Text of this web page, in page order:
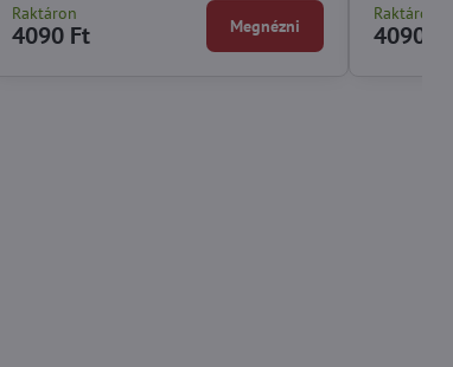
Raktáron
4090 Ft Megnézni
Raktáron
4090 Ft